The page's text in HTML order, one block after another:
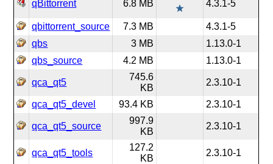
qBittorrent 6.8 MB 4.3.1-5
qbittorrent_source 7.3 MB
4.3.1-5
qbs
3 MB
1.13.0-1
qbs_source
4.2 MB 1.13.0-1
qca_qt5
745.6
KB
2.3.10-1
qca_qt5_devel 93.4 KB 2.3.10-1
qca_qt5_source
997.9
KB
2.3.10-1
qca_qt5_tools
127.2
KB
2.3.10-1